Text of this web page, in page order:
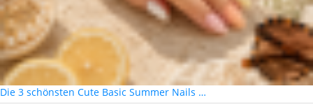
Die 3 schönsten Cute Basic Summer Nails …